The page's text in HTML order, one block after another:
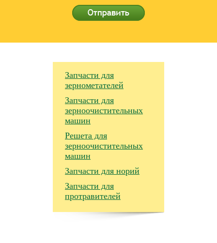
Запчасти для
зернометателей
Запчасти для
зерноочистительных
машин
Решета для
зерноочистительных
машин
Запчасти для норий
Запчасти для
протравителей